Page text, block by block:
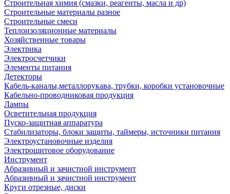
Строительная химия (смазки, реагенты, масла и др)
Строительные материалы разное
Строительные смеси
Теплоизоляционные материалы
Хозяйственные товары
Электрика
Электросчетчики
Элементы питания
Детекторы
Кабель-каналы,металлорукава, трубки, коробки установочные
Кабельно-проводниковая продукция
Лампы
Осветительная продукция
Пуско-защитная аппаратура
Стабилизаторы, блоки защиты, таймеры, источники питания
Электроустановочные изделия
Электрощитовое оборудование
Инструмент
Абразивный и зачистной инструмент
Абразивный и зачистной инструмент
Круги отрезные, диски